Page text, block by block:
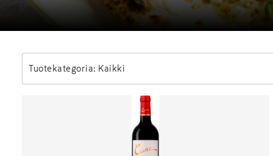
Tuotekategoria: Kaikki